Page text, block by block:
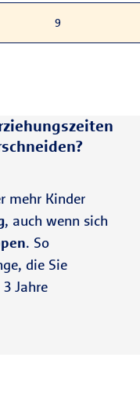
9
mehr Kinder
, auch wenn sich
. So
die Sie
Jahre